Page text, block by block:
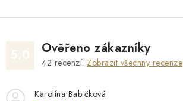
Ověřeno zákazníky
42 recenzí. Zobrazit všechny recenze
Karolína Babičková